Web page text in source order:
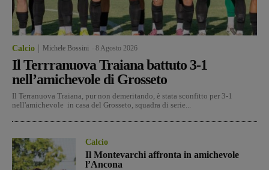
Calcio Michele Bossini 8 Agosto 2026
Il Terrranuova Traiana battuto 3-1
nell’amichevole di Grosseto
Il Terranuova Traiana, pur non demeritando, è stata sconfitto per 3-1
nell'amichevole in casa del Grosseto, squadra di serie...
Calcio
Il Montevarchi affronta in amichevole
l’Ancona